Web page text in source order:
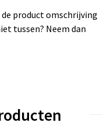
product omschrijving
tussen? Neem dan